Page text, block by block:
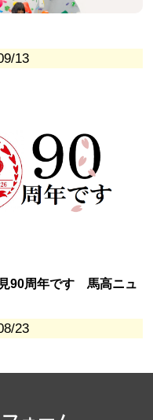
13
90周年です 馬高ニュ
23